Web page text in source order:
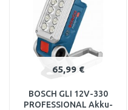
65,99 €
BOSCH GLI 12V-330
PROFESSIONAL Akku-